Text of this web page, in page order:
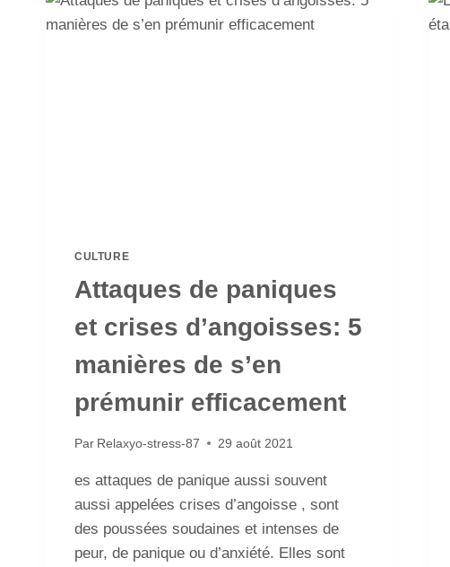
CULTURE
Attaques de paniques
et crises d’angoisses: 5
manières de s’en
prémunir efficacement
Par Relaxyo-stress-87 29 août 2021
es attaques de panique aussi souvent
aussi appelées crises d’angoisse , sont
des poussées soudaines et intenses de
peur, de panique ou d’anxiété. Elles sont